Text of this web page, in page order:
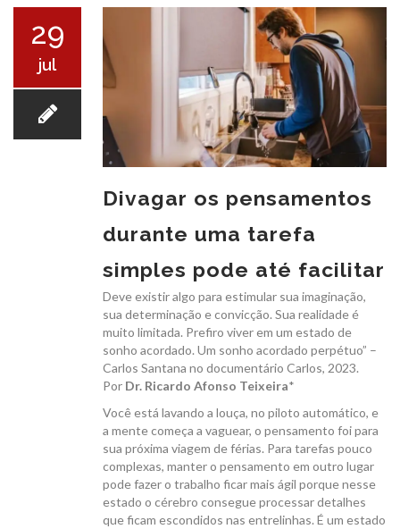
O ICB
29
jul
Divagar os pensamentos
durante uma tarefa
simples pode até facilitar
Deve existir algo para estimular sua imaginação,
sua determinação e convicção. Sua realidade é
muito limitada. Prefiro viver em um estado de
sonho acordado. Um sonho acordado perpétuo” –
Carlos Santana no documentário Carlos, 2023.
Por Dr. Ricardo Afonso Teixeira*
Você está lavando a louça, no piloto automático, e
a mente começa a vaguear, o pensamento foi para
sua próxima viagem de férias. Para tarefas pouco
complexas, manter o pensamento em outro lugar
pode fazer o trabalho ficar mais ágil porque nesse
estado o cérebro consegue processar detalhes
que ficam escondidos nas entrelinhas. É um estado